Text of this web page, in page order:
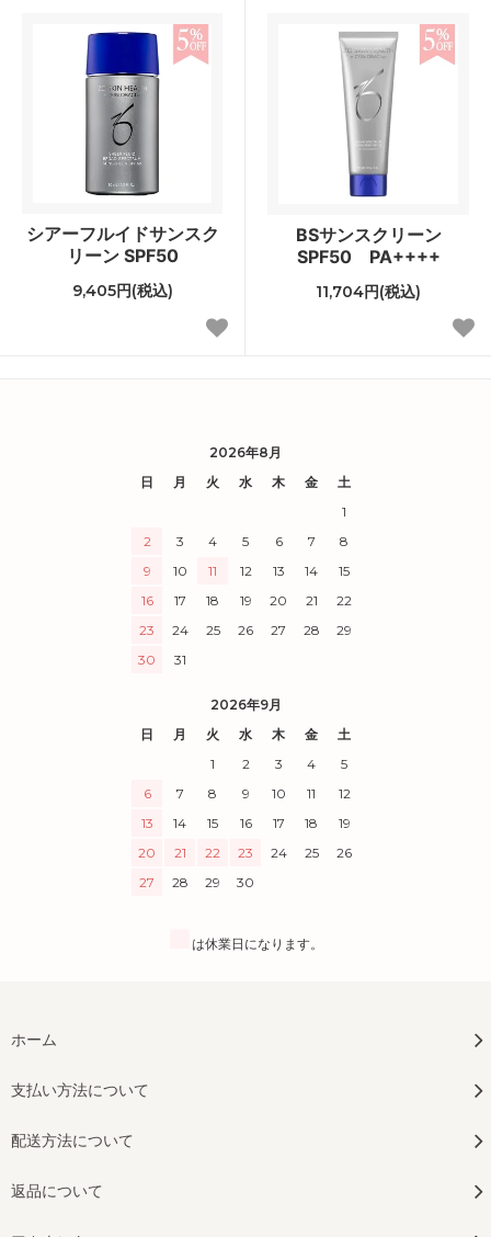
シアーフルイドサンスク
リーン SPF50
9,405円(税込)
BSサンスクリーン
SPF50 PA++++
11,704円(税込)
2026年8月
日
月 火 水 木 金
土
1
2
3 4 5 6 7
8
9
10 11 12 13 14
15
16
17 18 19 20 21
22
23
24 25 26 27 28
29
30
31
2026年9月
日
月 火 水 木 金
土
1
2 3 4
5
6
7 8 9 10 11
12
13
14 15 16 17 18
19
20
21 22 23 24 25
26
27
28 29 30
は休業日になります。
ホーム
支払い方法について
配送方法について
返品について